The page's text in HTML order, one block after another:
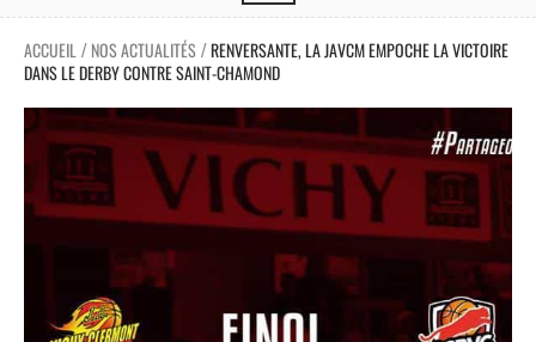
ACCUEIL / NOS ACTUALITÉS /RENVERSANTE, LA JAVCM EMPOCHE LA VICTOIRE
DANS LE DERBY CONTRE SAINT-CHAMOND